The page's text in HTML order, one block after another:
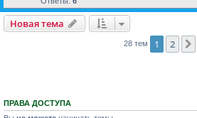
Новая тема
28 тем 1 2
ПРАВА ДОСТУПА